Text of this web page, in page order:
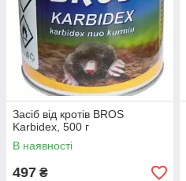
Засіб від кротів BROS
Karbidex, 500 г
В наявності
497 ₴